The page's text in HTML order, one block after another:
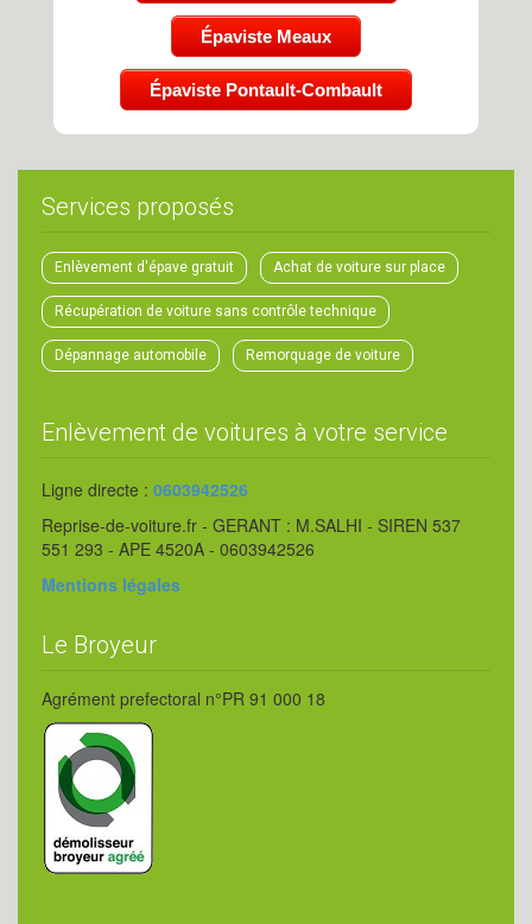
Épaviste Meaux
Épaviste Pontault-Combault
Services proposés
Enlèvement d'épave gratuit Achat de voiture sur place
Récupération de voiture sans contrôle technique
Dépannage automobile Remorquage de voiture
Enlèvement de voitures à votre service
Ligne directe : 0603942526
Reprise-de-voiture.fr - GERANT : M.SALHI - SIREN 537
551 293 - APE 4520A - 0603942526
Mentions légales
Le Broyeur
Agrément prefectoral n°PR 91 000 18